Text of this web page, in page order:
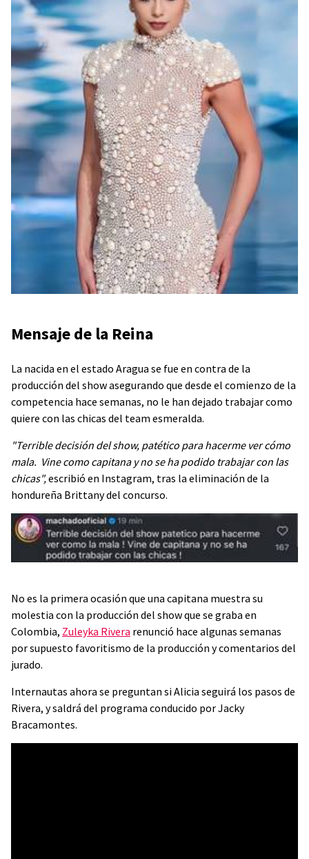
Mensaje de la Reina
La nacida en el estado Aragua se fue en contra de la
producción del show asegurando que desde el comienzo de la
competencia hace semanas, no le han dejado trabajar como
quiere con las chicas del team esmeralda.
"Terrible decisión del show, patético para hacerme ver cómo
mala. Vine como capitana y no se ha podido trabajar con las
chicas",escribió en Instagram, tras la eliminación de la
hondureña Brittany del concurso.
No es la primera ocasión que una capitana muestra su
molestia con la producción del show que se graba en
Colombia, Zuleyka Rivera renunció hace algunas semanas
por supuesto favoritismo de la producción y comentarios del
jurado.
Internautas ahora se preguntan si Alicia seguirá los pasos de
Rivera, y saldrá del programa conducido por Jacky
Bracamontes.